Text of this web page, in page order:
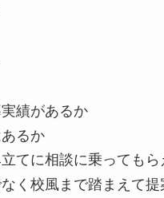
績があるか
るか
てに相談に乗ってもら
く校風まで踏まえて提